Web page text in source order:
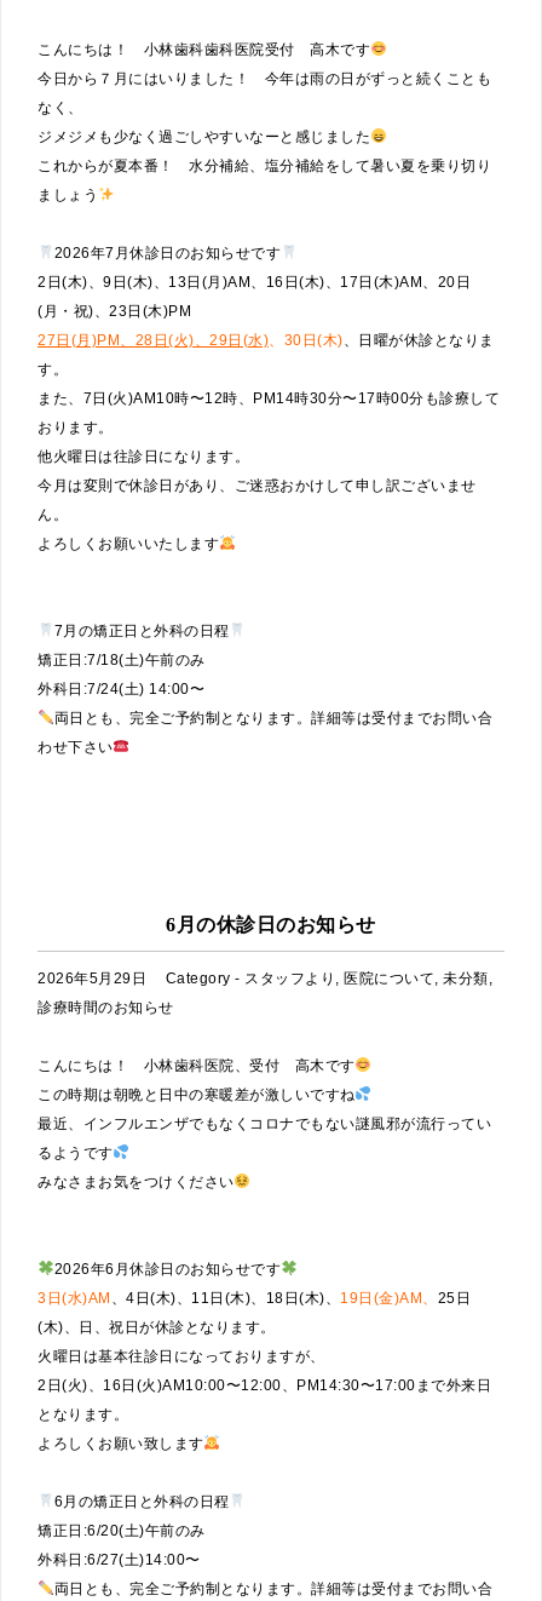
こんにちは！ 小林歯科歯科医院受付 高木です
今日から７月にはいりました！ 今年は雨の日がずっと続くことも
なく、
ジメジメも少なく過ごしやすいなーと感じました
これからが夏本番！ 水分補給、塩分補給をして暑い夏を乗り切り
ましょう
2026年7月休診日のお知らせです
2日(木)、9日(木)、13日(月)AM、16日(木)、17日(木)AM、20日
(月・祝)、23日(木)PM
27日(月)PM、28日(火)、29日(水)、30日(木)、
日曜が休診となりま
す。
また、7日(火)AM10時〜12時、PM14時30分〜17時00分も診療して
おります。
他火曜日は往診日になります。
今月は変則で休診日があり、ご迷惑おかけして申し訳ございませ
ん。
よろしくお願いいたします
7月の矯正日と外科の日程
矯正日:7/18(土)午前のみ
外科日:7/24(土) 14:00〜
両日とも、完全ご予約制となります。詳細等は受付までお問い合
わせ下さい
6月の休診日のお知らせ
2026年5月29日 Category - スタッフより , 医院について, 未分類,
診療時間のお知らせ
こんにちは！ 小林歯科医院、受付 高木です
この時期は朝晩と日中の寒暖差が激しいですね
最近、インフルエンザでもなくコロナでもない謎風邪が流行ってい
るようです
みなさまお気をつけください
2026年6月休診日のお知らせです
3日(水)AM 、4日(木)、11日(木)、18日(木)、 19日(金)AM、 25日
(木)、日、祝日が休診となります。
火曜日は基本往診日になっておりますが、
2日(火)、16日(火)AM10:00〜12:00、PM14:30〜17:00まで外来日
となります。
よろしくお願い致します
6月の矯正日と外科の日程
矯正日:6/20(土)午前のみ
外科日:6/27(土)14:00〜
両日とも、完全ご予約制となります。詳細等は受付までお問い合